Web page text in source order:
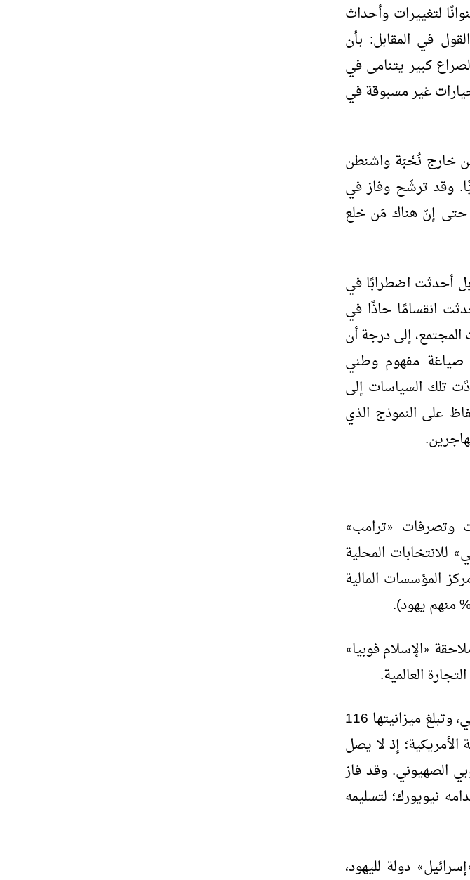
لتغييرات وأحداث
في المقابل: بأن
كبير يتنامى في
غير مسبوقة في
(2016- 2020م) كمرشح من خارج نُخْبَة واشنطن
وقد ترشّح وفاز في
حتى إنّ هناك مَن خلع
بل أحدثت اضطرابًا في
انقسامًا حادًّا في
إلى درجة أن
مفهوم وطني
تلك السياسات إلى
على النموذج الذي
وتصرفات
«ترامب»
» للانتخابات المحلية
المؤسسات المالية
«الإسلام فوبيا»
العالمية.
بمنصب عمدة مدينة يُمثِّل اقتصادها سُدس الاقتصاد الأمريكي، وتبلغ ميزانيتها 116
الأمريكية؛ إذ لا يصل
الصهيوني. وقد فاز
نيويورك؛ لتسليمه
إسرائيل» دولة لليهود،